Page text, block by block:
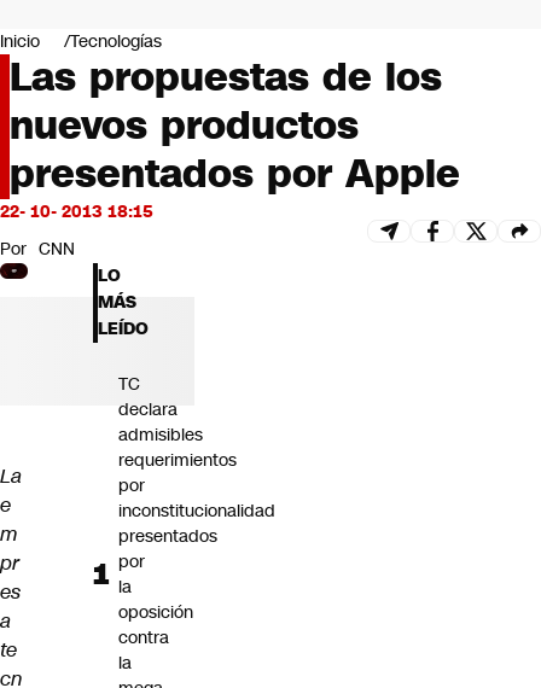
Negocios
Deportes
Programas completos
Cultura
Servicios
Bits
CNN tiempo
Futuro 360
Opinión
Inicio Tecnologías
Las propuestas de los
nuevos productos
presentados por Apple
22- 10- 2013 18:15
Por CNN
La
e
m
pr
es
a
te
cn
LO
MÁS
LEÍDO
TC
declara
admisibles
requerimientos
por
inconstitucionalidad
presentados
por
la
oposición
contra
la